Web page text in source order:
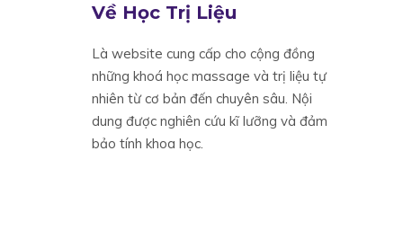
Về Học Trị Liệu
Là website cung cấp cho cộng đồng
những khoá học massage và trị liệu tự
nhiên từ cơ bản đến chuyên sâu. Nội
dung được nghiên cứu kĩ lưỡng và đảm
bảo tính khoa học.